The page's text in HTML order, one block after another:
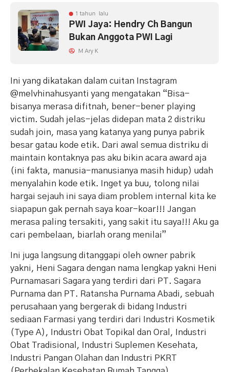
1 tahun lalu
PWI Jaya: Hendry Ch Bangun
Bukan Anggota PWI Lagi
M Ary K
Ini yang dikatakan dalam cuitan Instagram
@melvhinahusyanti yang mengatakan “Bisa-
bisanya merasa difitnah, bener-bener playing
victim. Sudah jelas-jelas didepan mata 2 distriku
sudah join, masa yang katanya yang punya pabrik
besar gatau kode etik. Dari awal semua distriku di
maintain kontaknya pas aku bikin acara award aja
(ini fakta, manusia-manusianya masih hidup) udah
menyalahin kode etik. Inget ya buu, tolong nilai
hargai sejauh ini saya diam problem internal kita ke
siapapun gak pernah saya koar-koar!!! Jangan
merasa paling tersakiti, yang sakit itu saya!!! Aku ga
cari pembelaan, biarlah orang menilai”
Ini juga langsung ditanggapi oleh owner pabrik
yakni, Heni Sagara dengan nama lengkap yakni Heni
Purnamasari Sagara yang terdiri dari PT. Sagara
Purnama dan PT. Ratansha Purnama Abadi, sebuah
perusahaan yang bergerak di bidang Industri
sediaan Farmasi yang terdiri dari Industri Kosmetik
(Type A), Industri Obat Topikal dan Oral, Industri
Obat Tradisional, Industri Suplemen Kesehata,
Industri Pangan Olahan dan Industri PKRT